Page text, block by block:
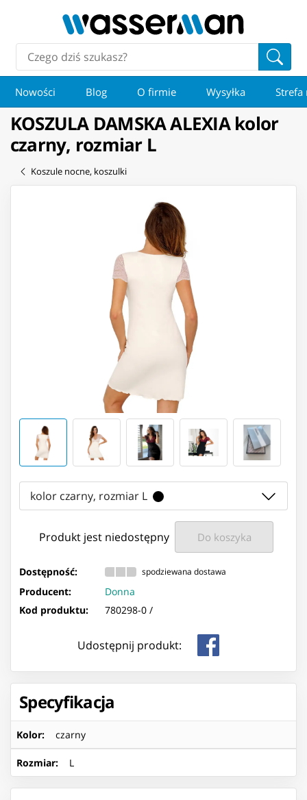
Nowości Blog O firmie Wysyłka Strefa
KOSZULA DAMSKA ALEXIA kolor
czarny, rozmiar L
Koszule nocne, koszulki
kolor czarny, rozmiar L
Produkt jest niedostępny Do koszyka
Dostępność: spodziewana dostawa
Producent:
Donna
Kod produktu:
780298-0 /
Udostępnij produkt:
Specyfikacja
Kolor: czarny
Rozmiar: L